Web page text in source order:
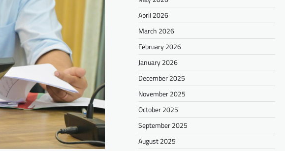
April 2026
March 2026
February 2026
January 2026
December 2025
November 2025
October 2025
September 2025
August 2025